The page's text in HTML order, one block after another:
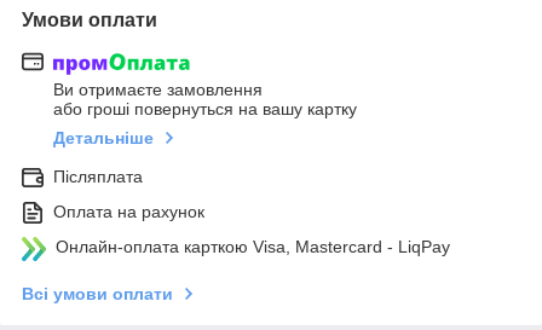
Умови оплати
Ви отримаєте замовлення
або гроші повернуться на вашу картку
Детальніше
Післяплата
Оплата на рахунок
Онлайн-оплата карткою Visa, Mastercard - LiqPay
Всі умови оплати